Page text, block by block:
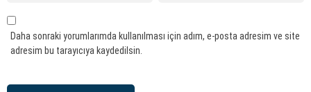
Daha sonraki yorumlarımda kullanılması için adım, e-posta adresim ve site
adresim bu tarayıcıya kaydedilsin.